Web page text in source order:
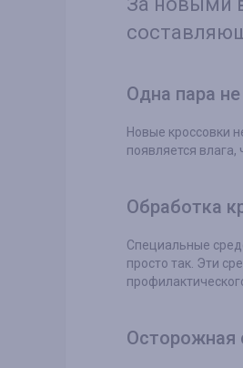
Одна пара
Новые кроссовки
появляется
Обработка
Специальные
просто так. Эти
Осторожная